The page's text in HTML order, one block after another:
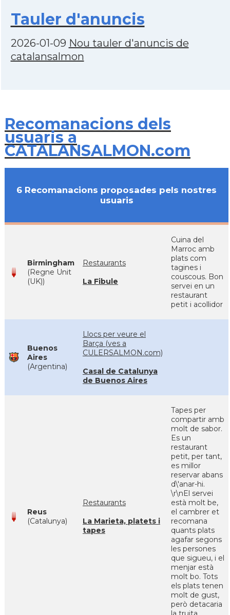
Tauler d'anuncis
2026-01-09 Nou tauler d'anuncis de
catalansalmon
Recomanacions dels
usuaris a
CATALANSALMON.com
6 Recomanacions proposades pels nostres
usuaris
Birmingham
(Regne Unit
(UK))
Restaurants
La Fibule
Cuina del
Marroc amb
plats com
tagines i
couscous. Bon
servei en un
restaurant
petit i acollidor
Buenos
Aires
(Argentina)
Llocs per veure el
Barça (ves a
CULERSALMON.com)
Casal de Catalunya
de Buenos Aires
Reus
(Catalunya)
Restaurants
La Marieta, platets i
tapes
Tapes per
compartir amb
molt de sabor.
Es un
restaurant
petit, per tant,
es millor
reservar abans
d\'anar-hi.
\r\nEl servei
està molt be,
el cambrer et
recomana
quants plats
agafar segons
les persones
que sigueu, i el
menjar està
molt bo. Tots
els plats tenen
molt de gust,
però detacaria